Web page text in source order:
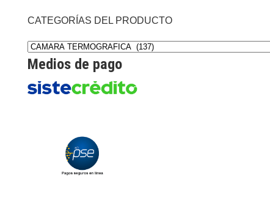
CATEGORÍAS DEL PRODUCTO
Medios de pago